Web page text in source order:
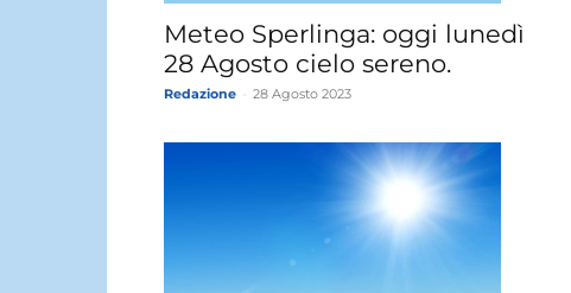
Meteo Sperlinga: oggi lunedì
28 Agosto cielo sereno.
Redazione 28 Agosto 2023